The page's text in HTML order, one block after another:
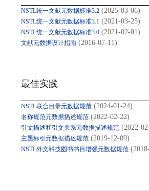
NSTL统一文献元数据标准3.2 (2025-03-06)
NSTL统一文献元数据标准3.1 (2021-03-25)
NSTL统一文献元数据标准3.0 (2021-02-01)
文献元数据设计指南 (2016-07-11)
最佳实践
NSTL联合目录元数据规范 (2024-01-24)
名称规范元数据描述规范 (2022-02-22)
引文描述和引文关系元数据描述规范 (2022-
主题标引元数据描述规范 (2019-12-09)
NSTL外文科技图书书目增强元数据规范